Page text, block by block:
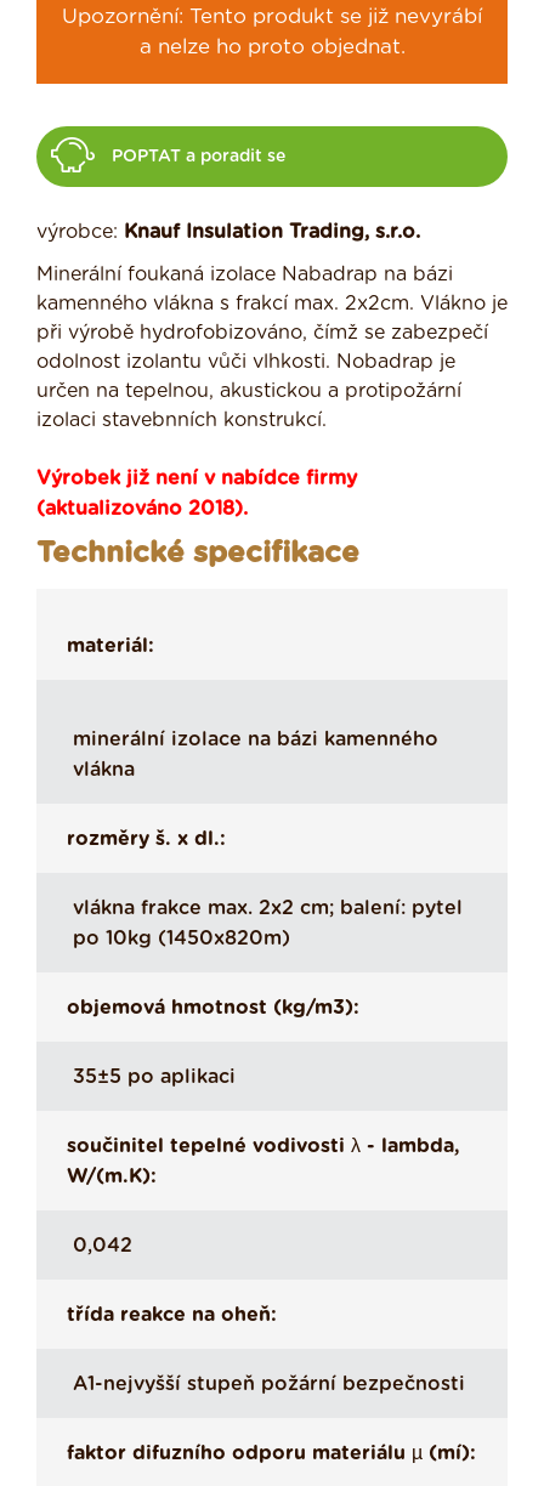
Upozornění: Tento produkt se již nevyrábí
a nelze ho proto objednat.
POPTAT a poradit se
výrobce: Knauf Insulation Trading, s.r.o.
Minerální foukaná izolace Nabadrap na bázi
kamenného vlákna s frakcí max. 2x2cm. Vlákno je
při výrobě hydrofobizováno, čímž se zabezpečí
odolnost izolantu vůči vlhkosti. Nobadrap je
určen na tepelnou, akustickou a protipožární
izolaci stavebnních konstrukcí.
Výrobek již není v nabídce firmy
(aktualizováno 2018).
Technické specifikace
materiál:
minerální izolace na bázi kamenného
vlákna
rozměry š. x dl.:
vlákna frakce max. 2x2 cm; balení: pytel
po 10kg (1450x820m)
objemová hmotnost (kg/m3):
35±5 po aplikaci
součinitel tepelné vodivosti λ - lambda,
W/(m.K):
0,042
třída reakce na oheň:
A1-nejvyšší stupeň požární bezpečnosti
faktor difuzního odporu materiálu µ (mí):